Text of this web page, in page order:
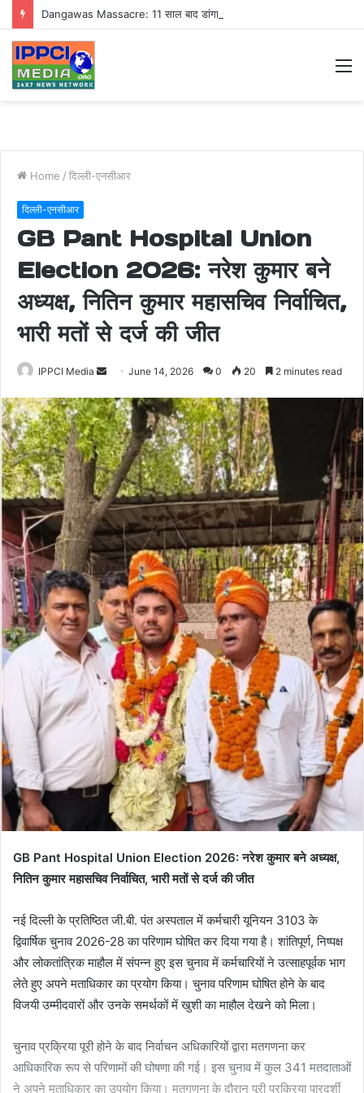
Home / दिल्ली-एनसीआर
दिल्ली-एनसीआर
GB Pant Hospital Union
Election 2026: नरेश कुमार बने
अध्यक्ष, नितिन कुमार महासचिव निर्वाचित,
भारी मतों से दर्ज की जीत
IPPCI Media
Send
email
June 14, 2026 0 20 2 minutes read
GB Pant Hospital Union Election 2026: नरेश कुमार बने अध्यक्ष,
नितिन कुमार महासचिव निर्वाचित, भारी मतों से दर्ज की जीत
नई दिल्ली के प्रतिष्ठित जी.बी. पंत अस्पताल में कर्मचारी यूनियन 3103 के
द्विवार्षिक चुनाव 2026-28 का परिणाम घोषित कर दिया गया है। शांतिपूर्ण, निष्पक्ष
और लोकतांत्रिक माहौल में संपन्न हुए इस चुनाव में कर्मचारियों ने उत्साहपूर्वक भाग
लेते हुए अपने मताधिकार का प्रयोग किया। चुनाव परिणाम घोषित होने के बाद
विजयी उम्मीदवारों और उनके समर्थकों में खुशी का माहौल देखने को मिला।
चुनाव प्रक्रिया पूरी होने के बाद निर्वाचन अधिकारियों द्वारा मतगणना कर
आधिकारिक रूप से परिणामों की घोषणा की गई। इस चुनाव में कुल 341 मतदाताओं
ने अपने मताधिकार का उपयोग किया। मतगणना के दौरान पूरी प्रक्रिया पारदर्शी